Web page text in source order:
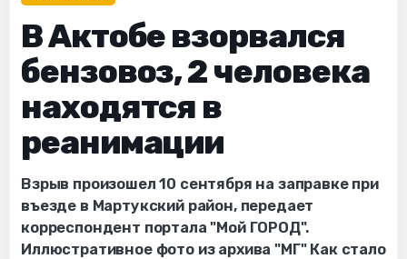
В Актобе взорвался
бензовоз, 2 человека
находятся в
реанимации
Взрыв произошел 10 сентября на заправке при
въезде в Мартукский район, передает
корреспондент портала "Мой ГОРОД".
Иллюстративное фото из архива "МГ" Как стало